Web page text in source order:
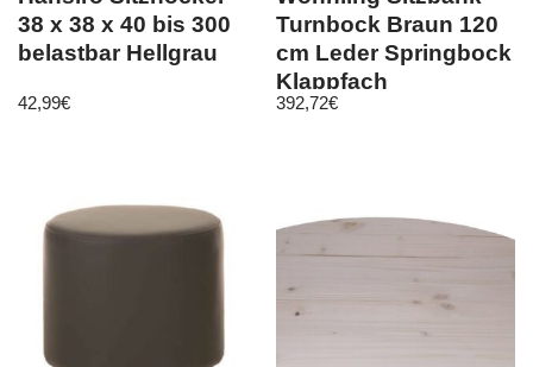
38 x 38 x 40 bis 300
belastbar Hellgrau
42,99€
Turnbock Braun 120
cm Leder Springbock
Klappfach
Turnhocker
392,72€